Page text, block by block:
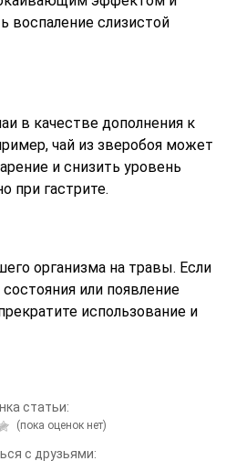
воспаление слизистой
в качестве дополнения к
чай из зверобоя может
и снизить уровень
при гастрите.
организма на травы. Если
или появление
использование и
статьи:
(пока оценок нет)
с друзьями: